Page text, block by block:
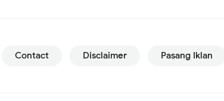
Contact Disclaimer Pasang Iklan